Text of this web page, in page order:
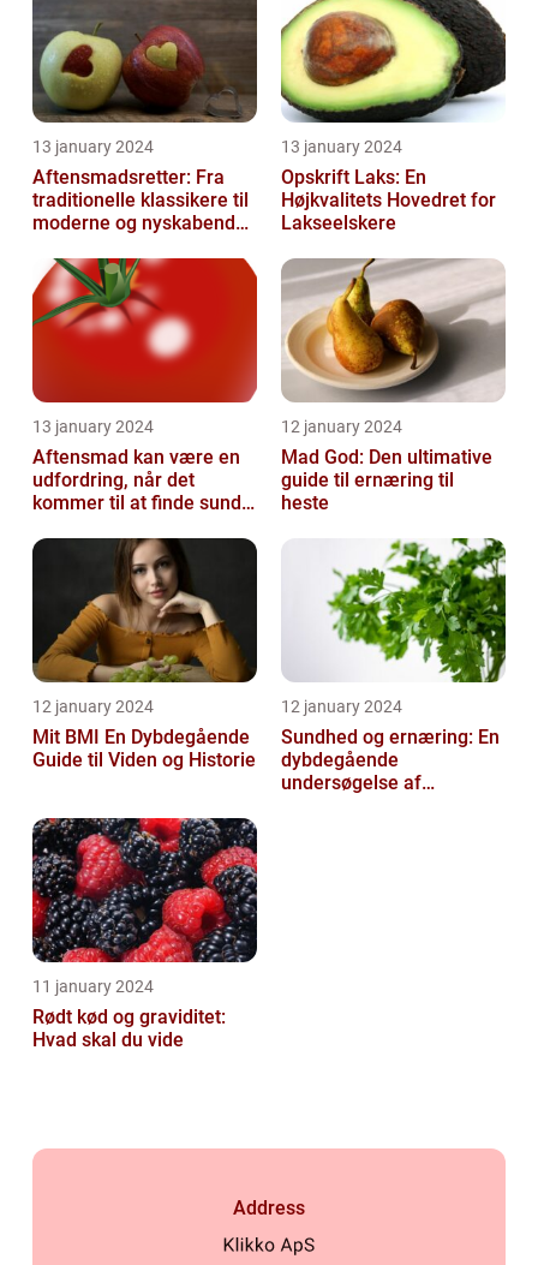
13 january 2024
Aftensmadsretter: Fra
traditionelle klassikere til
moderne og nyskabende
13 january 2024
Opskrift Laks: En
Højkvalitets Hovedret for
Lakseelskere
13 january 2024
Aftensmad kan være en
udfordring, når det
kommer til at finde sunde
samtidi...
12 january 2024
Mad God: Den ultimative
guide til ernæring til
heste
12 january 2024
Mit BMI En Dybdegående
Guide til Viden og Historie
12 january 2024
Sundhed og ernæring: En
dybdegående
undersøgelse af
11 january 2024
Rødt kød og graviditet:
Hvad skal du vide
Address